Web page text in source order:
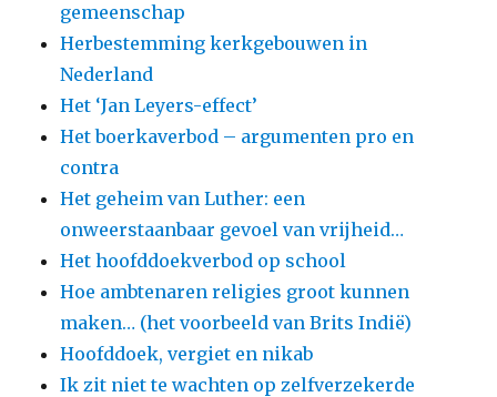
gemeenschap
Herbestemming kerkgebouwen in
Nederland
Het ‘Jan Leyers-effect’
Het boerkaverbod – argumenten pro en
contra
Het geheim van Luther: een
onweerstaanbaar gevoel van vrijheid…
Het hoofddoekverbod op school
Hoe ambtenaren religies groot kunnen
maken… (het voorbeeld van Brits Indië)
Hoofddoek, vergiet en nikab
Ik zit niet te wachten op zelfverzekerde